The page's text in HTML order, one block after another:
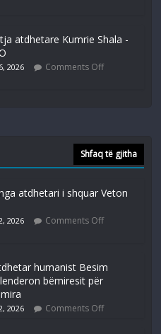
atdhetare Kumrie Shala -
2026 Comments Off
Shfaq të gjitha
atdhetari i shquar Veton
2026 Comments Off
humanist Besim
bëmiresit për
2026 Comments Off